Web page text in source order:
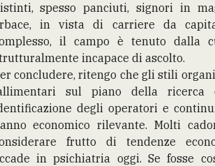
spesso panciuti, signori in
in vista di carriere da
il campo è tenuto dalla
incapace di ascolto.
concludere, ritengo che gli stili
sul piano della ricerca
degli operatori e
economico rilevante. Molti
frutto di tendenze
in psichiatria oggi. Se fosse